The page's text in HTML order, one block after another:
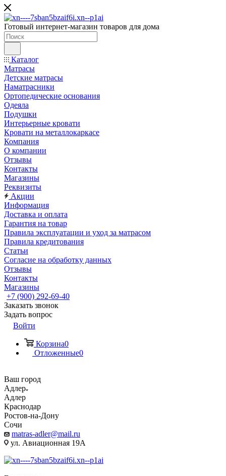
Готовый интернет-магазин товаров для дома
Каталог
Матрасы
Детские матрасы
Наматрасники
Ортопедические основания
Одеяла
Подушки
Интерьерные кровати
Кровати на металлокаркасе
Компания
О компании
Отзывы
Контакты
Магазины
Реквизиты
Акции
Информация
Доставка и оплата
Гарантия на товар
Правила эксплуатации и уход за матрасом
Правила кредитования
Статьи
Согласие на обработку данных
Отзывы
Контакты
Магазины
+7 (900) 292-69-40
Заказать звонок
Задать вопрос
Войти
Корзина0
Отложенные0
Ваш город
Адлер
Адлер
Краснодар
Ростов-на-Дону
Сочи
matras-adler@mail.ru
ул. Авиационная 19А